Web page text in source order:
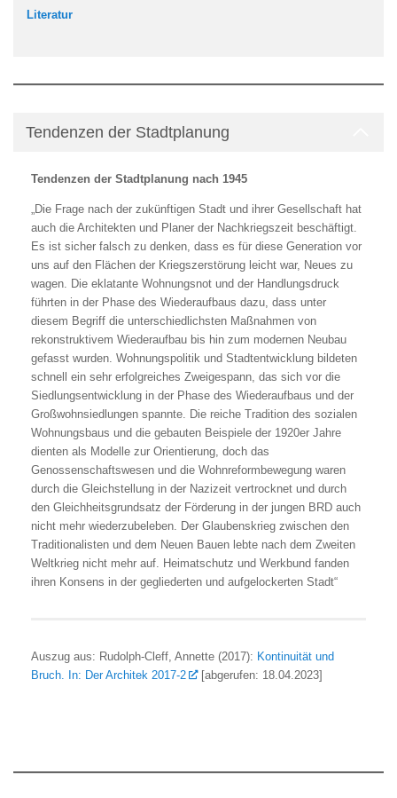
Literatur
Tendenzen der Stadtplanung
Tendenzen der Stadtplanung nach 1945
„Die Frage nach der zukünftigen Stadt und ihrer Gesellschaft hat
auch die Architekten und Planer der Nachkriegszeit beschäftigt.
Es ist sicher falsch zu denken, dass es für diese Generation vor
uns auf den Flächen der Kriegszerstörung leicht war, Neues zu
wagen. Die eklatante Wohnungsnot und der Handlungsdruck
führten in der Phase des Wiederaufbaus dazu, dass unter
diesem Begriff die unterschiedlichsten Maßnahmen von
rekonstruktivem Wiederaufbau bis hin zum modernen Neubau
gefasst wurden. Wohnungspolitik und Stadtentwicklung bildeten
schnell ein sehr erfolgreiches Zweigespann, das sich vor die
Siedlungsentwicklung in der Phase des Wiederaufbaus und der
Großwohnsiedlungen spannte. Die reiche Tradition des sozialen
Wohnungsbaus und die gebauten Beispiele der 1920er Jahre
dienten als Modelle zur Orientierung, doch das
Genossenschaftswesen und die Wohnreformbewegung waren
durch die Gleichstellung in der Nazizeit vertrocknet und durch
den Gleichheitsgrundsatz der Förderung in der jungen BRD auch
nicht mehr wiederzubeleben. Der Glaubenskrieg zwischen den
Traditionalisten und dem Neuen Bauen lebte nach dem Zweiten
Weltkrieg nicht mehr auf. Heimatschutz und Werkbund fanden
ihren Konsens in der gegliederten und aufgelockerten Stadt“
Auszug aus: Rudolph-Cleff, Annette (2017): Kontinuität und
Bruch. In: Der Architek 2017-2
[abgerufen: 18.04.2023]